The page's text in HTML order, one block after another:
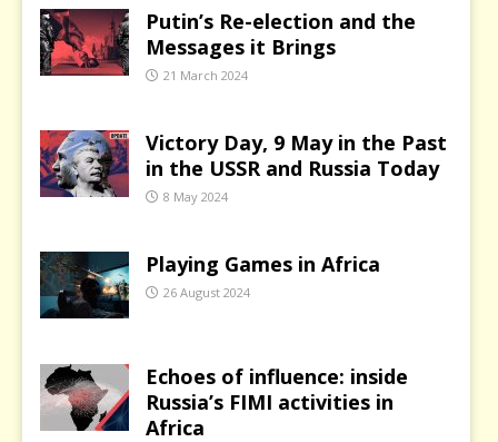
Putin’s Re-election and the
Messages it Brings
21 March 2024
Victory Day, 9 May in the Past
in the USSR and Russia Today
8 May 2024
Playing Games in Africa
26 August 2024
Echoes of influence: inside
Russia’s FIMI activities in
Africa